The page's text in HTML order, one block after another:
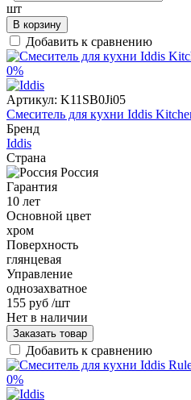
шт
В корзину
Добавить к сравнению
0%
Артикул: K11SB0Ji05
Смеситель для кухни Iddis
Бренд
Iddis
Страна
Россия
Гарантия
10 лет
Основной цвет
хром
Поверхность
глянцевая
Управление
однозахватное
155 руб /шт
Нет в наличии
Заказать товар
Добавить к сравнению
0%